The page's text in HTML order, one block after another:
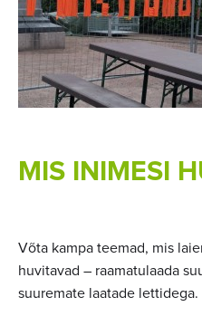
MIS INIMESI
Võta kampa teemad, mis
huvitavad – raamatulaada
suuremate laatade lettidega.